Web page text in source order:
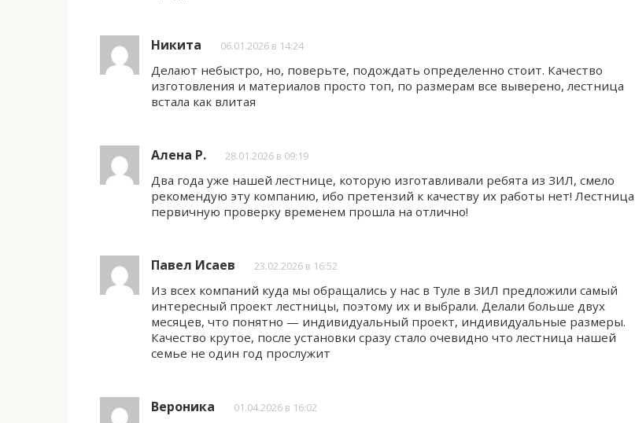
Никита 06.01.2026 в 14:24
Делают небыстро, но, поверьте, подождать определенно стоит. Качество
изготовления и материалов просто топ, по размерам все выверено, лестница
встала как влитая
Алена Р. 28.01.2026 в 09:19
Два года уже нашей лестнице, которую изготавливали ребята из ЗИЛ, смело
рекомендую эту компанию, ибо претензий к качеству их работы нет! Лестница
первичную проверку временем прошла на отлично!
Павел Исаев 23.02.2026 в 16:52
Из всех компаний куда мы обращались у нас в Туле в ЗИЛ предложили самый
интересный проект лестницы, поэтому их и выбрали. Делали больше двух
месяцев, что понятно — индивидуальный проект, индивидуальные размеры.
Качество крутое, после установки сразу стало очевидно что лестница нашей
семье не один год прослужит
Вероника 01.04.2026 в 16:02